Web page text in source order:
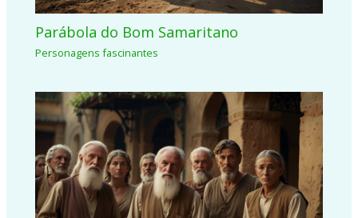
Parábola do Bom Samaritano
Personagens fascinantes